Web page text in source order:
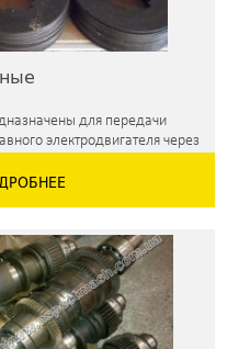
для передачи
электродвигателя через